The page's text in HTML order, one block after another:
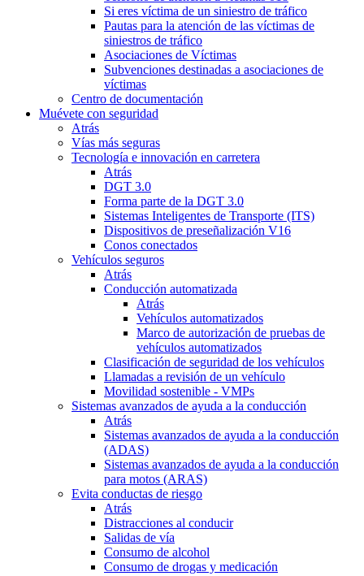
Si eres víctima de un siniestro de tráfico
Pautas para la atención de las víctimas de
siniestros de tráfico
Asociaciones de Víctimas
Subvenciones destinadas a asociaciones de
víctimas
Centro de documentación
Muévete con seguridad
Atrás
Vías más seguras
Tecnología e innovación en carretera
Atrás
DGT 3.0
Forma parte de la DGT 3.0
Sistemas Inteligentes de Transporte (ITS)
Dispositivos de preseñalización V16
Conos conectados
Vehículos seguros
Atrás
Conducción automatizada
Atrás
Vehículos automatizados
Marco de autorización de pruebas de
vehículos automatizados
Clasificación de seguridad de los vehículos
Llamadas a revisión de un vehículo
Movilidad sostenible - VMPs
Sistemas avanzados de ayuda a la conducción
Atrás
Sistemas avanzados de ayuda a la conducción
(ADAS)
Sistemas avanzados de ayuda a la conducción
para motos (ARAS)
Evita conductas de riesgo
Atrás
Distracciones al conducir
Salidas de vía
Consumo de alcohol
Consumo de drogas y medicación